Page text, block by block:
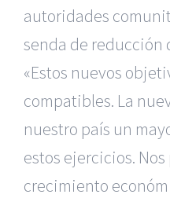
autoridades
senda de
«Estos nuevos
compatibles. La
nuestro país un
estos ejercicios.
crecimiento